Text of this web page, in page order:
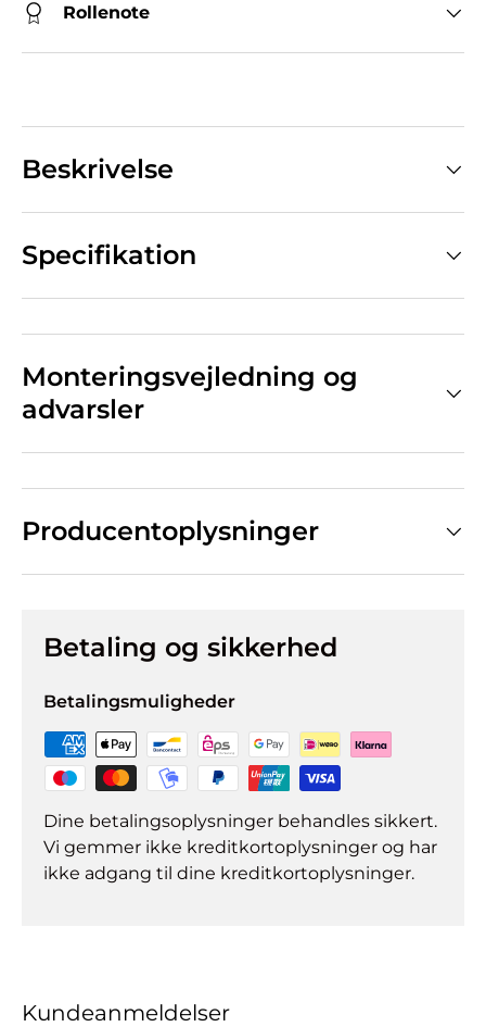
Rollenote
Beskrivelse
Specifikation
Monteringsvejledning og
advarsler
Producentoplysninger
Betaling og sikkerhed
Betalingsmuligheder
Dine betalingsoplysninger behandles sikkert.
Vi gemmer ikke kreditkortoplysninger og har
ikke adgang til dine kreditkortoplysninger.
Kundeanmeldelser